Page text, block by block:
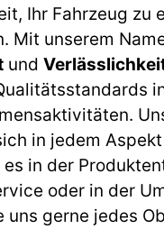
Ihr Fahrzeug zu
Mit unserem
und
in jedem
in der
oder in der
uns gerne jedes